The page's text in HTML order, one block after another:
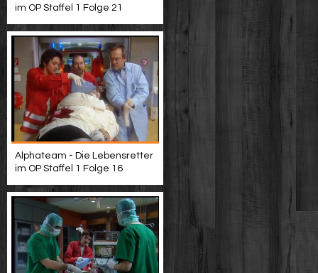
im OP Staffel 1 Folge 21
Alphateam - Die Lebensretter
im OP Staffel 1 Folge 16